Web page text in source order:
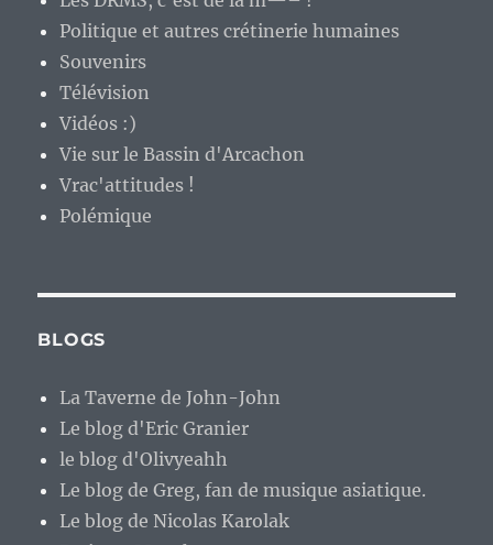
Politique et autres crétinerie humaines
Souvenirs
Télévision
Vidéos :)
Vie sur le Bassin d'Arcachon
Vrac'attitudes !
Polémique
BLOGS
La Taverne de John-John
Le blog d'Eric Granier
le blog d'Olivyeahh
Le blog de Greg, fan de musique asiatique.
Le blog de Nicolas Karolak